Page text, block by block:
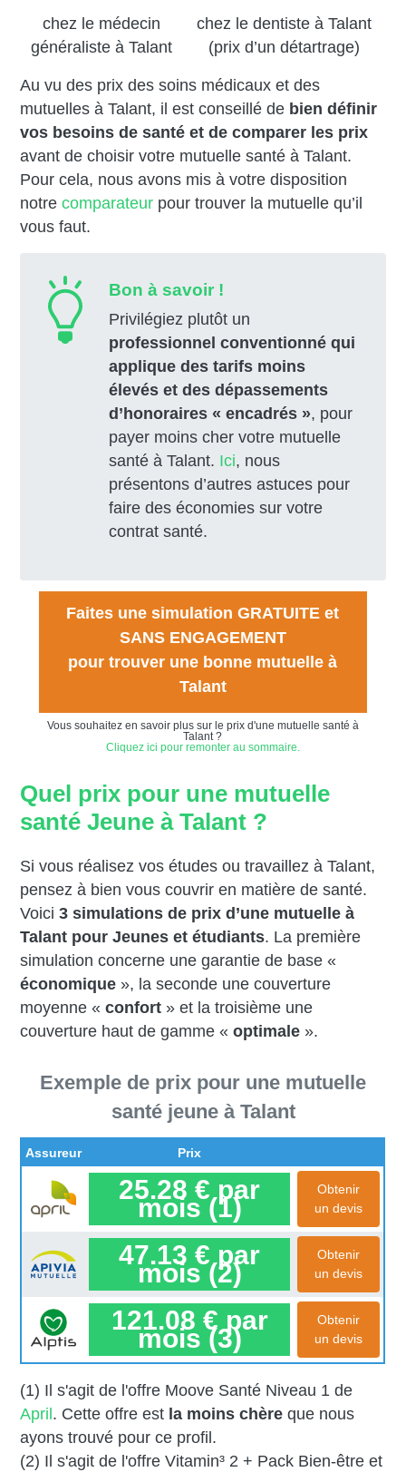
chez le médecin
généraliste à Talant
chez le dentiste à Talant
(prix d’un détartrage)
Au vu des prix des soins médicaux et des
mutuelles à Talant, il est conseillé de bien définir
vos besoins de santé et de comparer les prix
avant de choisir votre mutuelle santé à Talant.
Pour cela, nous avons mis à votre disposition
notrecomparateur pour trouver la mutuelle qu’il
vous faut.
Bon à savoir !
Privilégiez plutôt un
professionnel conventionné qui
applique des tarifs moins
élevés et des dépassements
d’honoraires « encadrés », pour
payer moins cher votre mutuelle
santé à Talant. Ici, nous
présentons d’autres astuces pour
faire des économies sur votre
contrat santé.
Faites une simulation GRATUITE et
SANS ENGAGEMENT
pour trouver une bonne mutuelle à
Talant
Vous souhaitez en savoir plus sur le prix d'une mutuelle santé à
Talant ?
Cliquez ici pour remonter au sommaire.
Quel prix pour une mutuelle
santé Jeune à Talant ?
Si vous réalisez vos études ou travaillez à Talant,
pensez à bien vous couvrir en matière de santé.
Voici3 simulations de prix d’une mutuelle à
Talant pour Jeunes et étudiants. La première
simulation concerne une garantie de base «
économique », la seconde une couverture
moyenne «confort » et la troisième une
couverture haut de gamme «optimale ».
Exemple de prix pour une mutuelle
santé jeune à Talant
Assureur Prix
25.28 € par
mois (1)
Obtenir
un devis
47.13 € par
mois (2)
Obtenir
un devis
121.08 € par
mois (3)
Obtenir
un devis
(1) Il s'agit de l'offre Moove Santé Niveau 1 de
April . Cette offre est la moins chère que nous
ayons trouvé pour ce profil.
(2) Il s'agit de l'offre Vitamin³ 2 + Pack Bien-être et